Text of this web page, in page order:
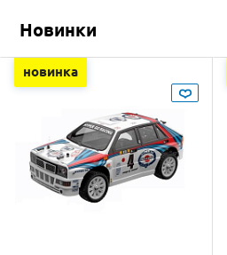
Новинки
новинка